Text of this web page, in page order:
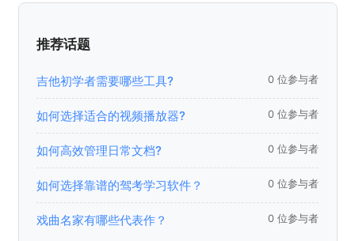
推荐话题
吉他初学者需要哪些工具? 0 位参与者
如何选择适合的视频播放器? 0 位参与者
如何高效管理日常文档? 0 位参与者
如何选择靠谱的驾考学习软件？ 0 位参与者
戏曲名家有哪些代表作？ 0 位参与者